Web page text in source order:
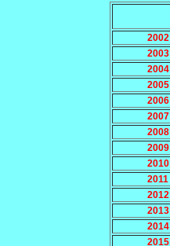
2002
2003
2004
2005
2006
2007
2008
2009
2010
2011
2012
2013
2014
2015